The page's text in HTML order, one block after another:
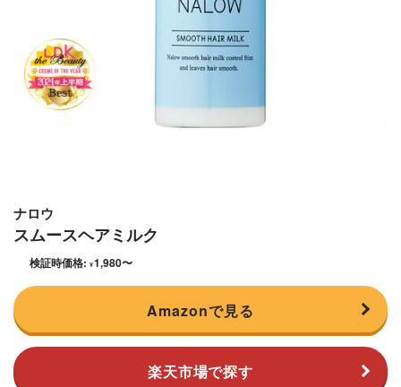
ナロウ
スムースヘアミルク
検証時価格: ¥1,980〜
Amazonで見る
楽天市場で探す